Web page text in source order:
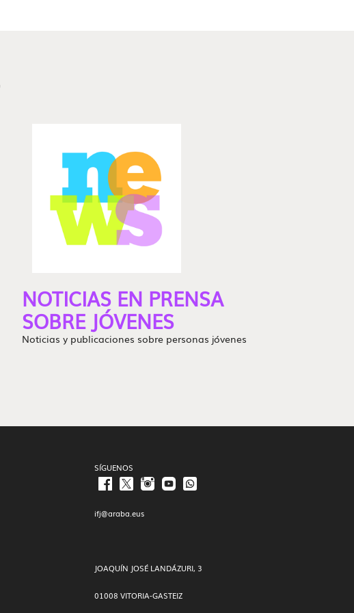
NOTICIAS EN PRENSA
SOBRE JÓVENES
Noticias y publicaciones sobre personas jóvenes
SÍGUENOS
ifj@araba.eus
JOAQUÍN JOSÉ LANDÁZURI, 3
01008 VITORIA-GASTEIZ